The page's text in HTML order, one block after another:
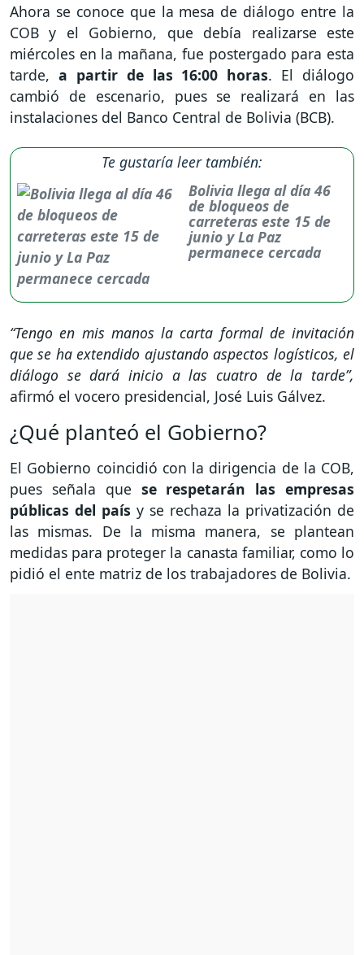
Ahora se conoce que la mesa de diálogo entre la
COB y el Gobierno, que debía realizarse este
miércoles en la mañana, fue postergado para esta
tarde, a partir de las 16:00 horas. El diálogo
cambió de escenario, pues se realizará en las
instalaciones del Banco Central de Bolivia (BCB).
Te gustaría leer también:
Bolivia llega al día 46
de bloqueos de
carreteras este 15 de
junio y La Paz
permanece cercada
“Tengo en mis manos la carta formal de invitación
que se ha extendido ajustando aspectos logísticos, el
diálogo se dará inicio a las cuatro de la tarde”,
afirmó el vocero presidencial, José Luis Gálvez.
¿Qué planteó el Gobierno?
El Gobierno coincidió con la dirigencia de la COB,
pues señala que se respetarán las empresas
públicas del país y se rechaza la privatización de
las mismas. De la misma manera, se plantean
medidas para proteger la canasta familiar, como lo
pidió el ente matriz de los trabajadores de Bolivia.